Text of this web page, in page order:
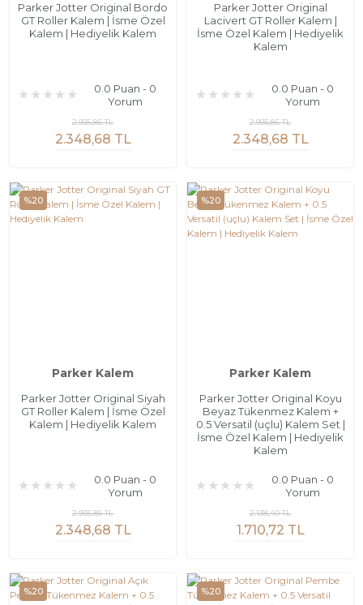
Parker Jotter Original Bordo
GT Roller Kalem | İsme Özel
Kalem | Hediyelik Kalem
0.0 Puan - 0
Yorum
2.348,68 TL
2.935,85 TL
Parker Jotter Original
Lacivert GT Roller Kalem |
İsme Özel Kalem | Hediyelik
Kalem
0.0 Puan - 0
Yorum
2.348,68 TL
2.935,85 TL
%20
Parker Kalem
Parker Jotter Original Siyah
GT Roller Kalem | İsme Özel
Kalem | Hediyelik Kalem
0.0 Puan - 0
Yorum
2.348,68 TL
2.935,85 TL
%20
Parker Kalem
Parker Jotter Original Koyu
Beyaz Tükenmez Kalem +
0.5 Versatil (uçlu) Kalem Set |
İsme Özel Kalem | Hediyelik
Kalem
0.0 Puan - 0
Yorum
1.710,72 TL
2.138,40 TL
%20 %20